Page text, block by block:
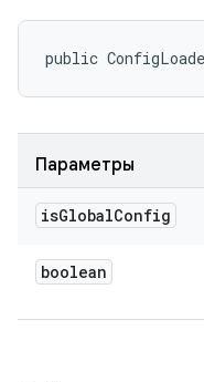
public
Параметры
isGlobalConfig
boolean